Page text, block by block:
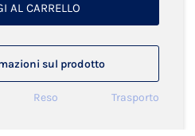
AL CARRELLO
sul prodotto
Reso Trasporto